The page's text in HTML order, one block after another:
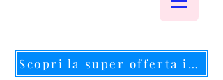
Scopri la super offerta in corso